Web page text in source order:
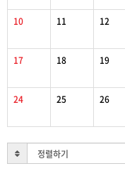
10 11 12
17 18 19
24 25 26